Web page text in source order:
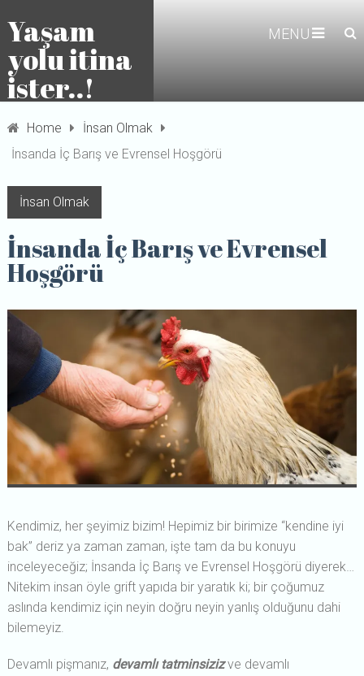
Yaşam
yolu itina
ister..!
MENU
Home
İnsan Olmak
İnsanda İç Barış ve Evrensel Hoşgörü
İnsan Olmak
İnsanda İç Barış ve Evrensel
Hoşgörü
Kendimiz, her şeyimiz bizim! Hepimiz bir birimize “kendine iyi
bak” deriz ya zaman zaman, işte tam da bu konuyu
inceleyeceğiz; İnsanda İç Barış ve Evrensel Hoşgörü diyerek…
Nitekim insan öyle grift yapıda bir yaratık ki; bir çoğumuz
aslında kendimiz için neyin doğru neyin yanlış olduğunu dahi
bilemeyiz.
Devamlı pişmanız, devamlı tatminsizizve devamlı